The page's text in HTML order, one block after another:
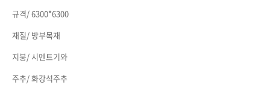
규격/ 6300*6300
재질/ 방부목재
지붕/ 시멘트기와
주추/ 화강석주추